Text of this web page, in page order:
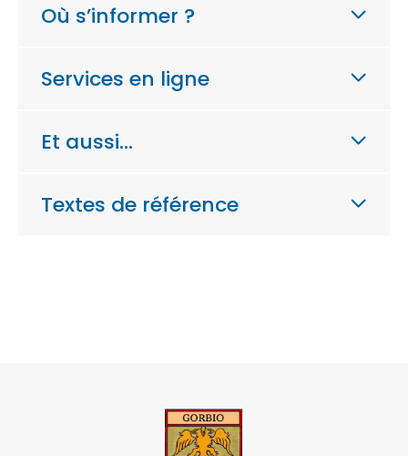
Où s’informer ?
Services en ligne
Et aussi…
Textes de référence